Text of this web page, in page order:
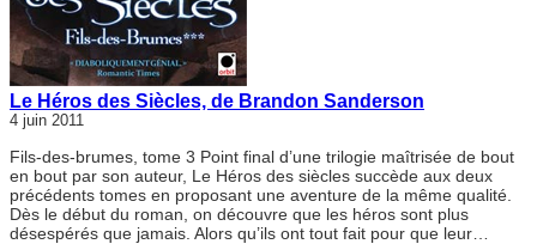
Le Héros des Siècles, de Brandon Sanderson
4 juin 2011
Fils-des-brumes, tome 3 Point final d’une trilogie maîtrisée de bout
en bout par son auteur, Le Héros des siècles succède aux deux
précédents tomes en proposant une aventure de la même qualité.
Dès le début du roman, on découvre que les héros sont plus
désespérés que jamais. Alors qu’ils ont tout fait pour que leur…